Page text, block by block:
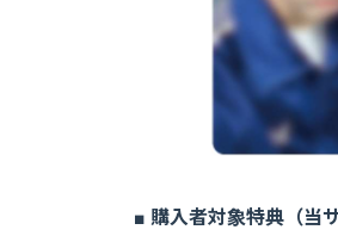
■ 購入者対象特典（当